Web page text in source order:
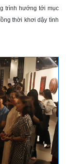
trình hướng tới mục
thời khơi dậy tình